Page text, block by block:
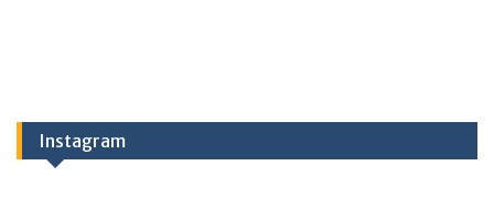
Instagram